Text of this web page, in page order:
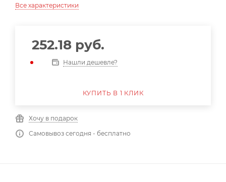
Все характеристики
252.18 руб.
Нашли дешевле?
КУПИТЬ В 1 КЛИК
Хочу в подарок
Самовывоз сегодня - бесплатно